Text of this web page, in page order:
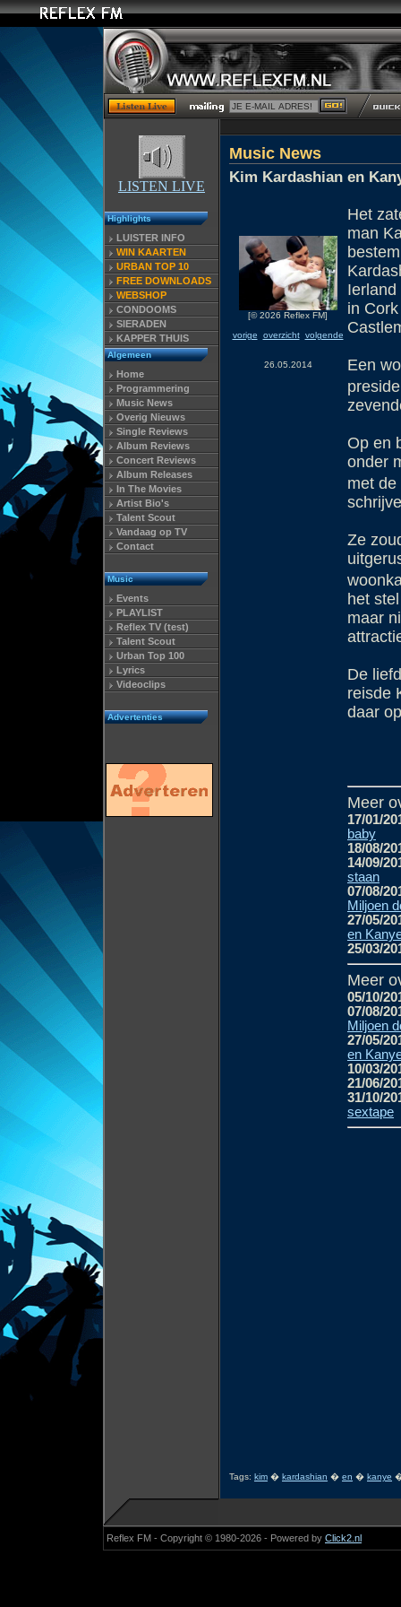
LISTEN LIVE
Highlights
LUISTER INFO
WIN KAARTEN
URBAN TOP 10
FREE DOWNLOADS
WEBSHOP
CONDOOMS
SIERADEN
KAPPER THUIS
Algemeen
Home
Programmering
Music News
Overig Nieuws
Single Reviews
Album Reviews
Concert Reviews
Album Releases
In The Movies
Artist Bio's
Talent Scout
Vandaag op TV
Contact
Music
Events
PLAYLIST
Reflex TV (test)
Talent Scout
Urban Top 100
Lyrics
Videoclips
Advertenties
Music News
Kim Kardashian en
[© 2026 Reflex FM]
vorige
overzicht volgende
26.05.2014
Het
man
in
Een
Op en
onder
met
Ze
het
maar
De
reisde
daar
Meer
17/01/
baby
18/08/
14/09/
staan
07/08/
Miljoen
27/05/
en
25/03/
Meer
05/10/
07/08/
Miljoen
27/05/
en
10/03/
21/06/
31/10/
sextape
Tags: kim � kardashian � en � kanye
Reflex FM - Copyright © 1980-2026 - Powered by Click2.nl